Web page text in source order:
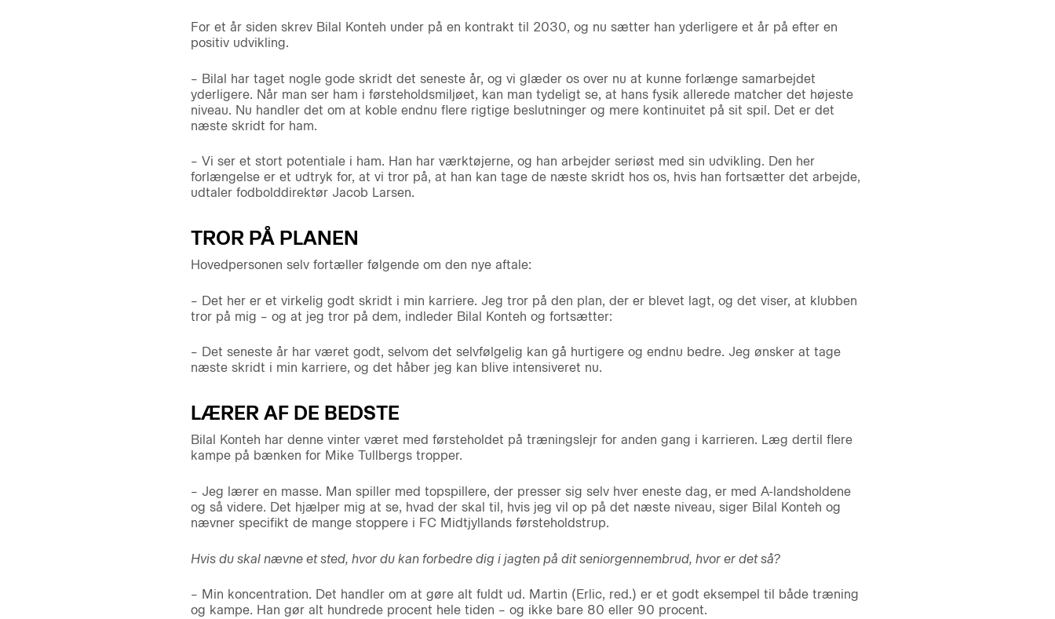
For et år siden skrev Bilal Konteh under på en kontrakt til 2030, og nu sætter han yderligere et år på efter en
positiv udvikling.
– Bilal har taget nogle gode skridt det seneste år, og vi glæder os over nu at kunne forlænge samarbejdet
yderligere. Når man ser ham i førsteholdsmiljøet, kan man tydeligt se, at hans fysik allerede matcher det højeste
niveau. Nu handler det om at koble endnu flere rigtige beslutninger og mere kontinuitet på sit spil. Det er det
næste skridt for ham.
– Vi ser et stort potentiale i ham. Han har værktøjerne, og han arbejder seriøst med sin udvikling. Den her
forlængelse er et udtryk for, at vi tror på, at han kan tage de næste skridt hos os, hvis han fortsætter det arbejde,
udtaler fodbolddirektør Jacob Larsen.
TROR PÅ PLANEN
Hovedpersonen selv fortæller følgende om den nye aftale:
– Det her er et virkelig godt skridt i min karriere. Jeg tror på den plan, der er blevet lagt, og det viser, at klubben
tror på mig – og at jeg tror på dem, indleder Bilal Konteh og fortsætter:
– Det seneste år har været godt, selvom det selvfølgelig kan gå hurtigere og endnu bedre. Jeg ønsker at tage
næste skridt i min karriere, og det håber jeg kan blive intensiveret nu.
LÆRER AF DE BEDSTE
Bilal Konteh har denne vinter været med førsteholdet på træningslejr for anden gang i karrieren. Læg dertil flere
kampe på bænken for Mike Tullbergs tropper.
– Jeg lærer en masse. Man spiller med topspillere, der presser sig selv hver eneste dag, er med A-landsholdene
og så videre. Det hjælper mig at se, hvad der skal til, hvis jeg vil op på det næste niveau, siger Bilal Konteh og
nævner specifikt de mange stoppere i FC Midtjyllands førsteholdstrup.
Hvis du skal nævne et sted, hvor du kan forbedre dig i jagten på dit seniorgennembrud, hvor er det så?
– Min koncentration. Det handler om at gøre alt fuldt ud. Martin (Erlic, red.) er et godt eksempel til både træning
og kampe. Han gør alt hundrede procent hele tiden – og ikke bare 80 eller 90 procent.